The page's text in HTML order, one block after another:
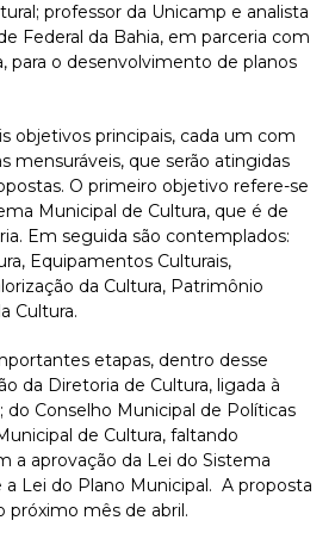
professor da Unicamp e analista
Federal da Bahia, em parceria com
para o desenvolvimento de planos
objetivos principais, cada um com
mensuráveis, que serão atingidas
O primeiro objetivo refere-se
Municipal de Cultura, que é de
Em seguida são contemplados:
Equipamentos Culturais,
da Cultura, Patrimônio
Cultura.
etapas, dentro desse
da Diretoria de Cultura, ligada à
do Conselho Municipal de Políticas
de Cultura, faltando
a aprovação da Lei do Sistema
a Lei do Plano Municipal. A proposta
próximo mês de abril.